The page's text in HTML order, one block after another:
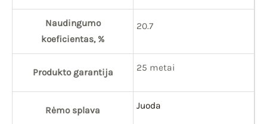
Naudingumo
koeficientas, %
20.7
Produkto garantija 25 metai
Rėmo splava Juoda